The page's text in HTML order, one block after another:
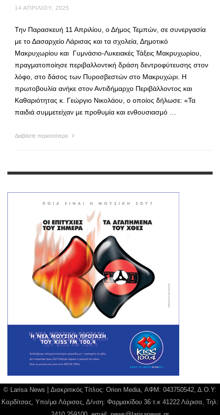
14 ΑΠΡΙΛΊΟΥ, 2025
Την Παρασκευή 11 Απριλίου, ο Δήμος Τεμπών, σε συνεργασία
με το Δασαρχείο Λάρισας και τα σχολεία, Δημοτικό
Μακρυχωρίου και Γυμνάσιο-Λυκειακές Τάξεις Μακρυχωρίου,
πραγματοποίησε περιβαλλοντική δράση δεντροφύτευσης στον
λόφο, στο δάσος των Πυροσβεστών στο Μακρυχώρι. Η
πρωτοβουλία ανήκε στον Αντιδήμαρχο Περιβάλλοντος και
Καθαριότητας κ. Γεώργιο Νικολάου, ο οποίος δήλωσε: «Τα
παιδιά συμμετείχαν με προθυμία και ενθουσιασμό …
Διαβάστε περισσότερα
© Larisa News | Διακριτικός Τίτλος: Orion Media, ΑΦΜ: 043750542, Δ.Ο.Υ:
Καρδίτσας, Υπο/μα Λάρισας, Δ/νση: Φαρμακίδου 36 τ.κ 41222 Λάρισα, Τηλ: